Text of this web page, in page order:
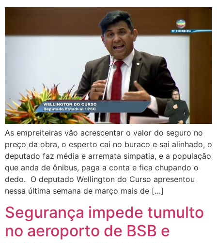
As empreiteiras vão acrescentar o valor do seguro no
preço da obra, o esperto cai no buraco e sai alinhado, o
deputado faz média e arremata simpatia, e a população
que anda de ônibus, paga a conta e fica chupando o
dedo. O deputado Wellington do Curso apresentou
nessa última semana de março mais de […]
Segurança impede tumulto
no aeroporto de BSB e